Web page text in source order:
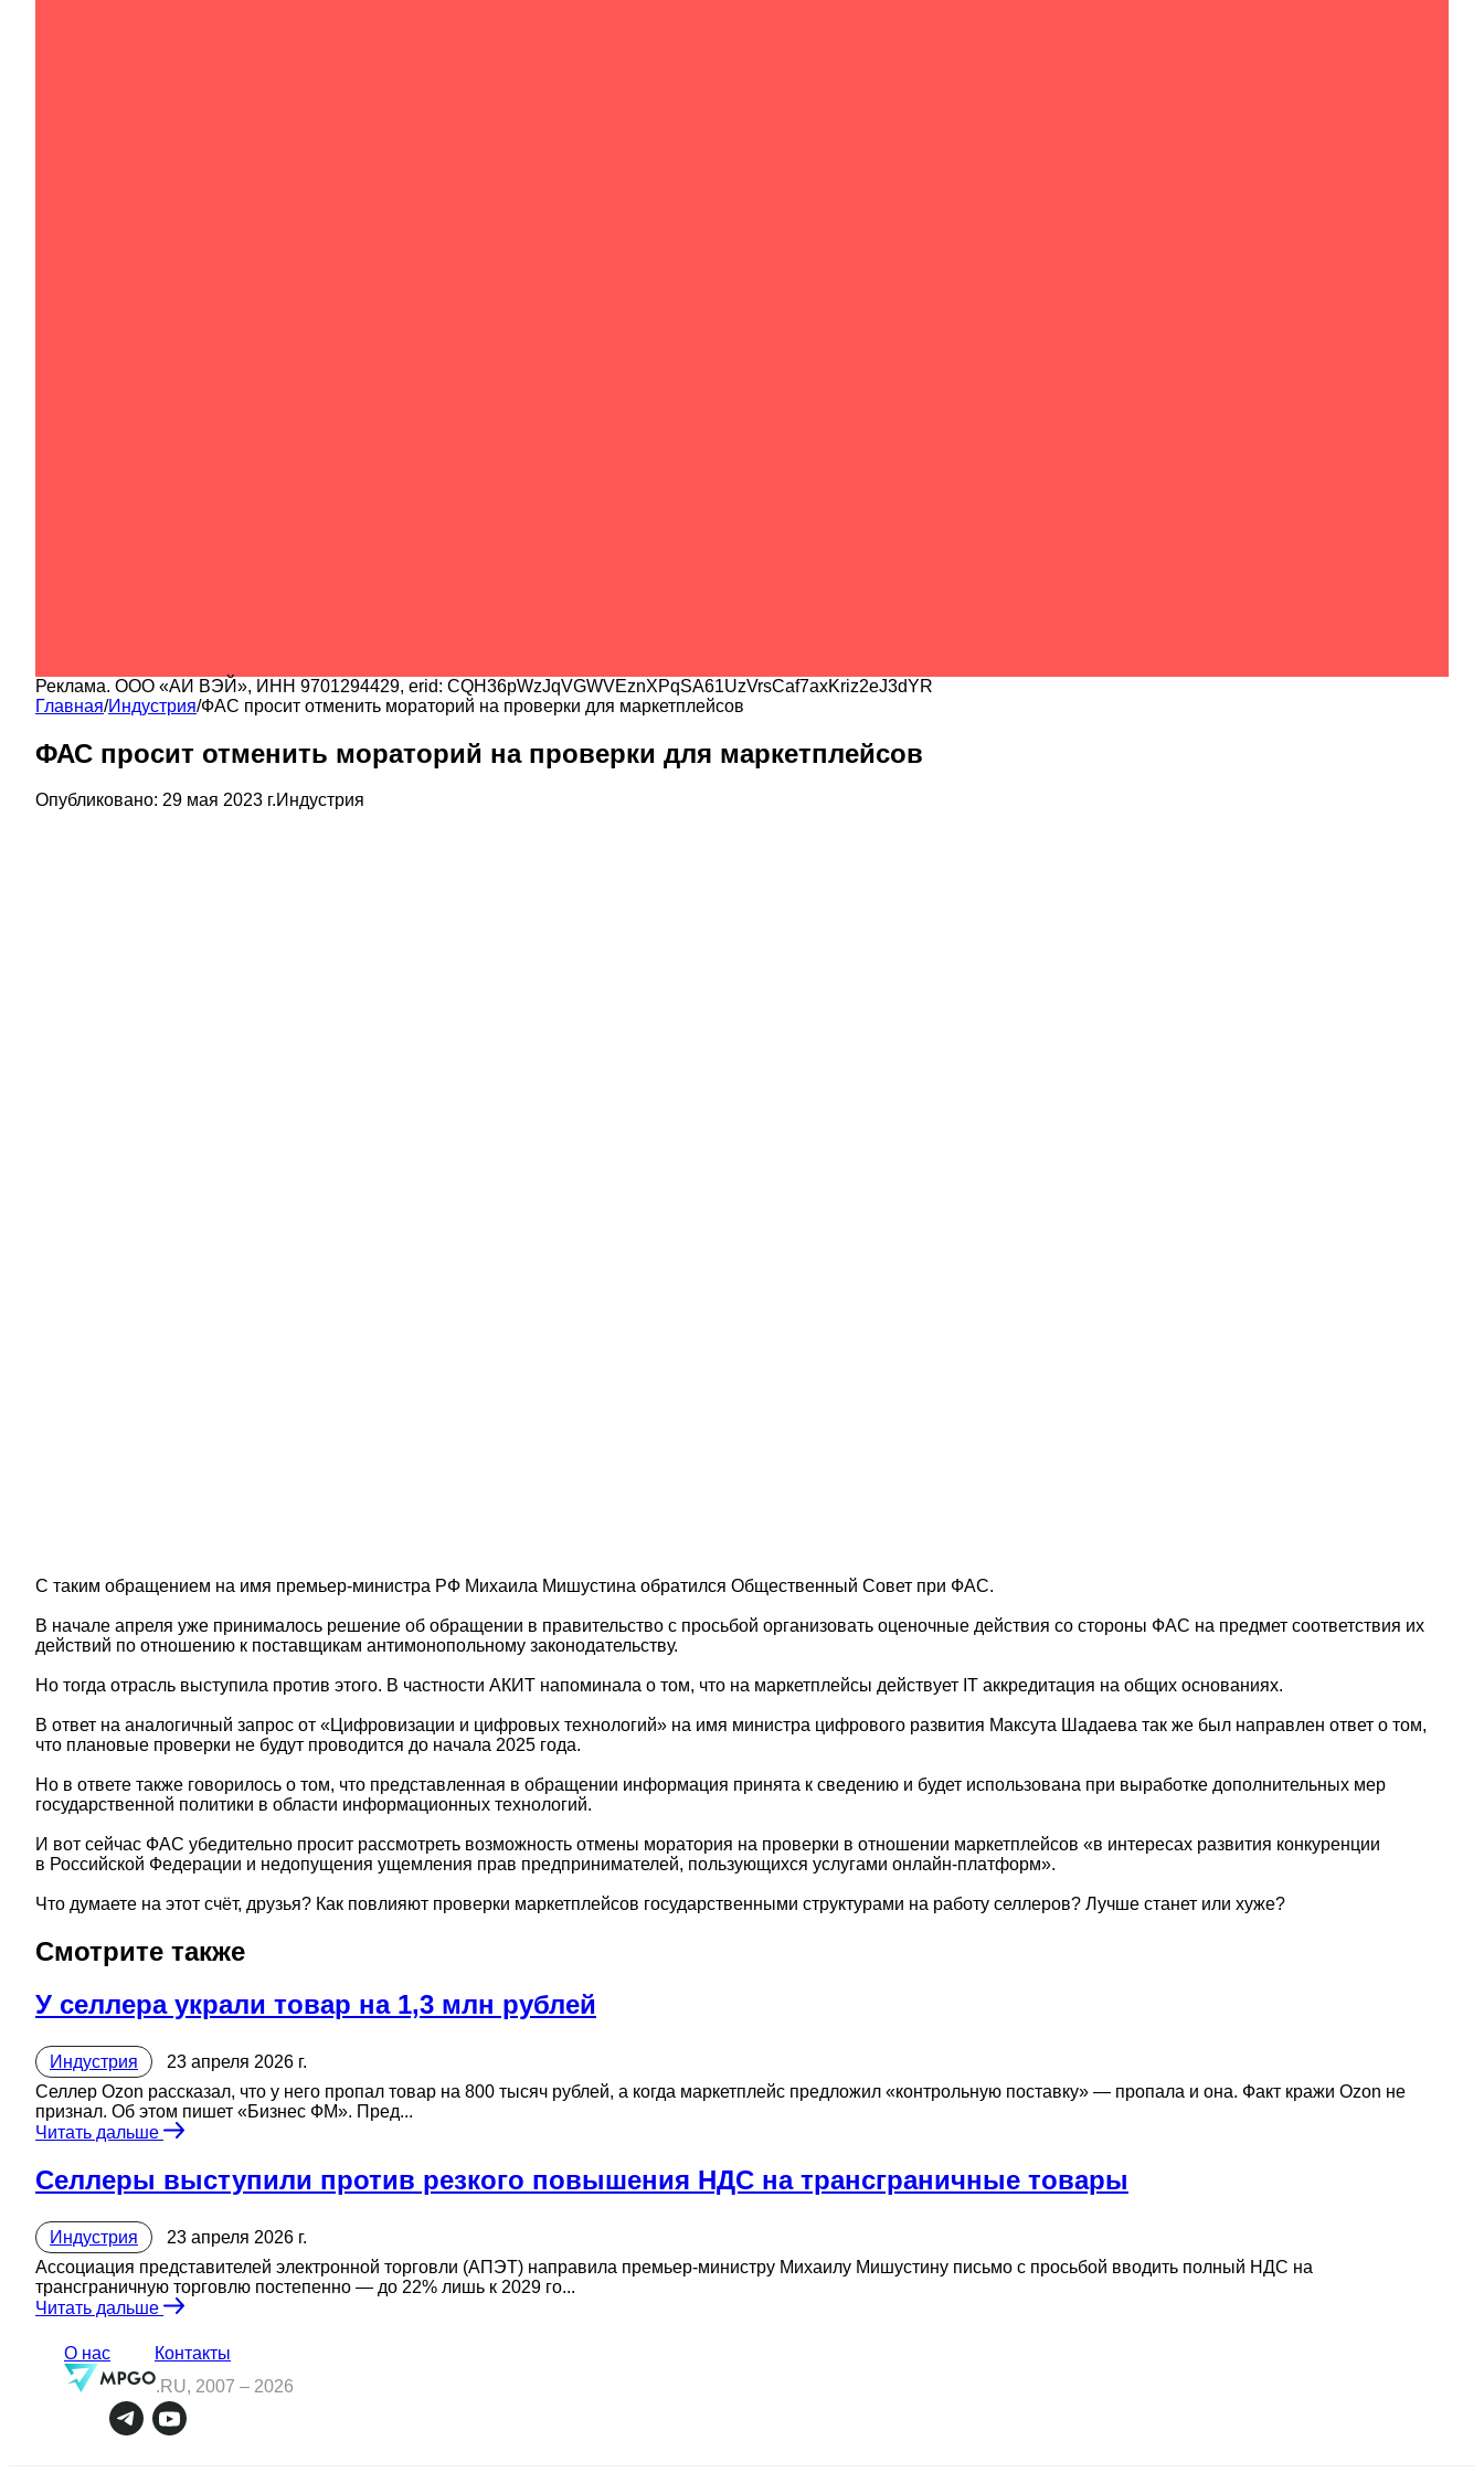
Реклама. ООО «АИ ВЭЙ», ИНН 9701294429, erid: CQH36pWzJqVGWVEznXPqSA61UzVrsCaf7axKriz2eJ3dYR
Главная/Индустрия/ФАС просит отменить мораторий на проверки для маркетплейсов
ФАС просит отменить мораторий на проверки для маркетплейсов
Опубликовано: 29 мая 2023 г.Индустрия
С таким обращением на имя премьер-министра РФ Михаила Мишустина обратился Общественный Совет при ФАС.
В начале апреля уже принималось решение об обращении в правительство с просьбой организовать оценочные действия со стороны ФАС на предмет соответствия их
действий по отношению к поставщикам антимонопольному законодательству.
Но тогда отрасль выступила против этого. В частности АКИТ напоминала о том, что на маркетплейсы действует IT аккредитация на общих основаниях.
В ответ на аналогичный запрос от «Цифровизации и цифровых технологий» на имя министра цифрового развития Максута Шадаева так же был направлен ответ о том,
что плановые проверки не будут проводится до начала 2025 года.
Но в ответе также говорилось о том, что представленная в обращении информация принята к сведению и будет использована при выработке дополнительных мер
государственной политики в области информационных технологий.
И вот сейчас ФАС убедительно просит рассмотреть возможность отмены моратория на проверки в отношении маркетплейсов «в интересах развития конкуренции
в Российской Федерации и недопущения ущемления прав предпринимателей, пользующихся услугами онлайн-платформ».
Что думаете на этот счёт, друзья? Как повлияют проверки маркетплейсов государственными структурами на работу селлеров? Лучше станет или хуже?
Смотрите также
У селлера украли товар на 1,3 млн рублей
Индустрия
23 апреля 2026 г.
Селлер Ozon рассказал, что у него пропал товар на 800 тысяч рублей, а когда маркетплейс предложил «контрольную поставку» — пропала и она. Факт кражи Ozon не
признал. Об этом пишет «Бизнес ФМ». Пред...
Читать дальше
Селлеры выступили против резкого повышения НДС на трансграничные товары
Индустрия
23 апреля 2026 г.
Ассоциация представителей электронной торговли (АПЭТ) направила премьер-министру Михаилу Мишустину письмо с просьбой вводить полный НДС на
трансграничную торговлю постепенно — до 22% лишь к 2029 го...
Читать дальше
О нас
Контакты
.RU, 2007 – 2026